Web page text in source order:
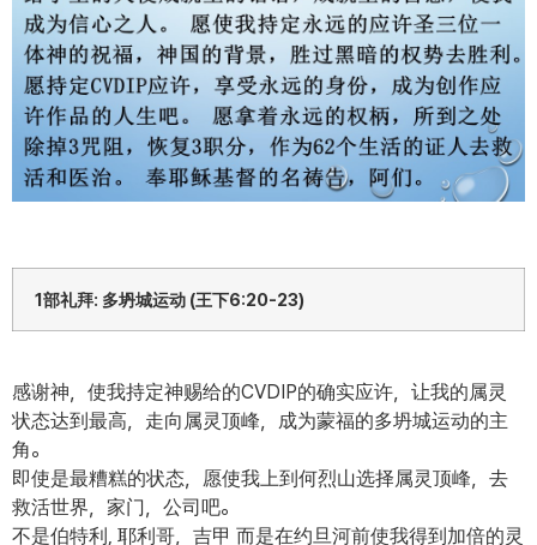
1部礼拜: 多坍城运动 (王下6:20-23)
感谢神，使我持定神赐给的CVDIP的确实应许，让我的属灵
状态达到最高，走向属灵顶峰，成为蒙福的多坍城运动的主
角。
即使是最糟糕的状态，愿使我上到何烈山选择属灵顶峰，去
救活世界，家门，公司吧。
不是伯特利, 耶利哥，吉甲 而是在约旦河前使我得到加倍的灵